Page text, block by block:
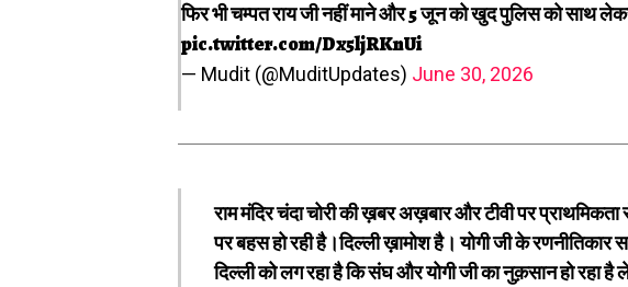
फिर भी चम्पत राय जी नहीं माने और 5 जून को खुद पुलिस को साथ
pic.twitter.com/Dx5ljRKnUi
— Mudit (@MuditUpdates) June 30, 2026
राम मंदिर चंदा चोरी की ख़बर अख़बार और टीवी पर
पर बहस हो रही है।दिल्ली ख़ामोश है। योगी जी के रणनीतिकार
दिल्ली को लग रहा है कि संघ और योगी जी का नुक़सान हो रहा है